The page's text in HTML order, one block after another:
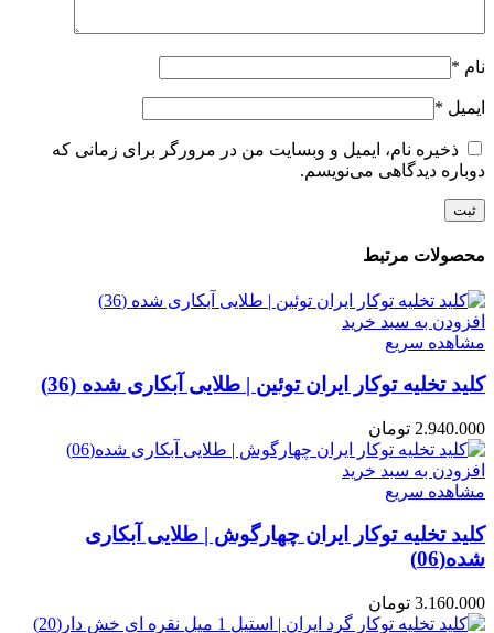
نام *
ایمیل *
ذخیره نام، ایمیل و وبسایت من در مرورگر برای زمانی که
دوباره دیدگاهی می‌نویسم.
محصولات مرتبط
افزودن به سبد خرید
مشاهده سریع
کلید تخلیه توکار ایران توئین | طلایی آبکاری شده (36)
2.940.000 تومان
افزودن به سبد خرید
مشاهده سریع
کلید تخلیه توکار ایران چهارگوش | طلایی آبکاری
شده(06)
3.160.000 تومان